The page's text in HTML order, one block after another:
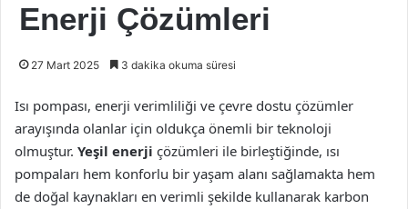
Enerji Çözümleri
27 Mart 2025 3 dakika okuma süresi
Isı pompası, enerji verimliliği ve çevre dostu çözümler
arayışında olanlar için oldukça önemli bir teknoloji
olmuştur. Yeşil enerji çözümleri ile birleştiğinde, ısı
pompaları hem konforlu bir yaşam alanı sağlamakta hem
de doğal kaynakları en verimli şekilde kullanarak karbon